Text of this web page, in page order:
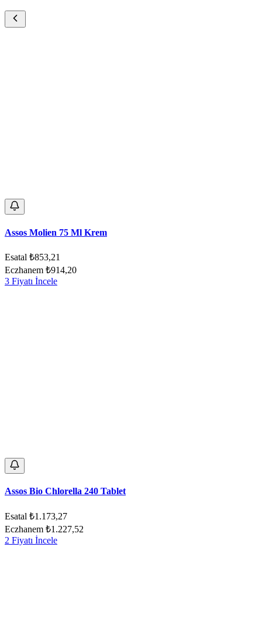
Assos Molien 75 Ml Krem
Esatal ₺853,21
Eczhanem ₺914,20
3 Fiyatı İncele
Assos Bio Chlorella 240 Tablet
Esatal ₺1.173,27
Eczhanem ₺1.227,52
2 Fiyatı İncele